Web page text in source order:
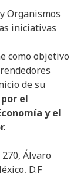
Organismos
iniciativas
como objetivo
de su
el
y el
270, Álvaro
D.F